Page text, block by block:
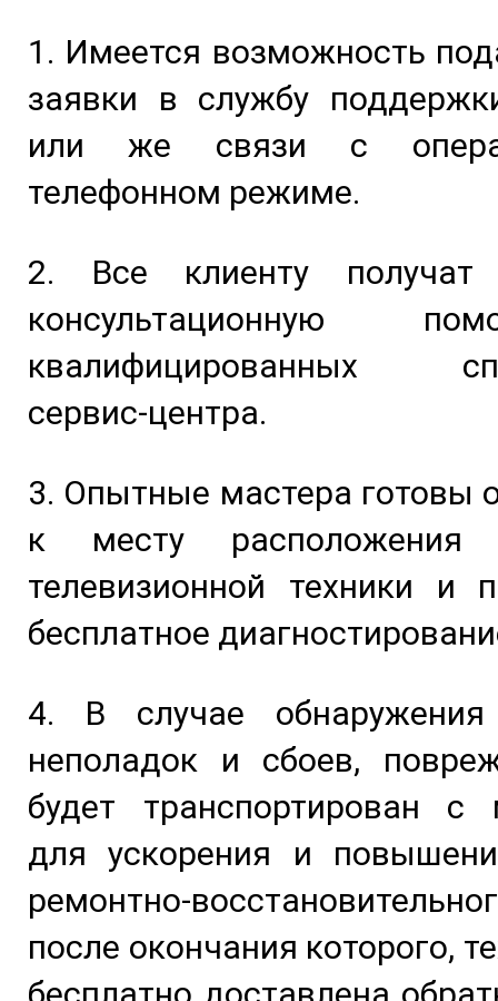
1. Имеется возможность
заявки в службу
или же связи с
телефонном режиме.
2. Все клиенту получат
консультационную
квалифицированных
сервис-центра.
3. Опытные мастера готовы
к месту расположения
телевизионной техники и
бесплатное
4. В случае обнаружения
неполадок и сбоев,
будет транспортирован с
для ускорения и
ремонтно-
после окончания которого,